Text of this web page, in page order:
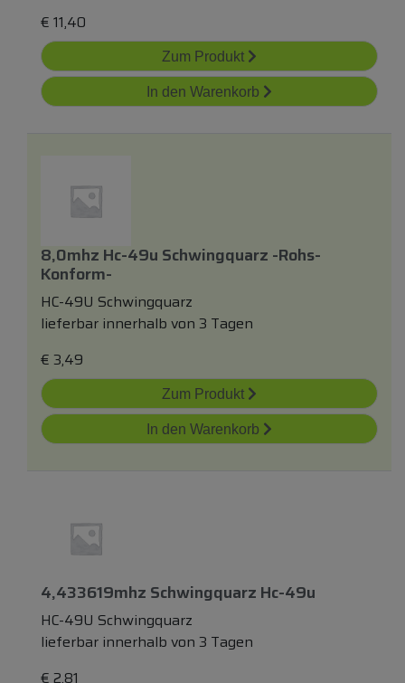
€ 11,40
Zum Produkt
In den Warenkorb
8,0mhz Hc-49u Schwingquarz -rohs-
Konform-
HC-49U Schwingquarz
lieferbar innerhalb von 3 Tagen
€ 3,49
Zum Produkt
In den Warenkorb
4,433619mhz Schwingquarz Hc-49u
HC-49U Schwingquarz
lieferbar innerhalb von 3 Tagen
€ 2,81